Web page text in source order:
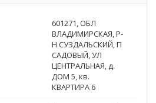
601271, ОБЛ
ВЛАДИМИРСКАЯ, Р-
Н СУЗДАЛЬСКИЙ, П
САДОВЫЙ, УЛ
ЦЕНТРАЛЬНАЯ, д.
ДОМ 5, кв.
КВАРТИРА 6